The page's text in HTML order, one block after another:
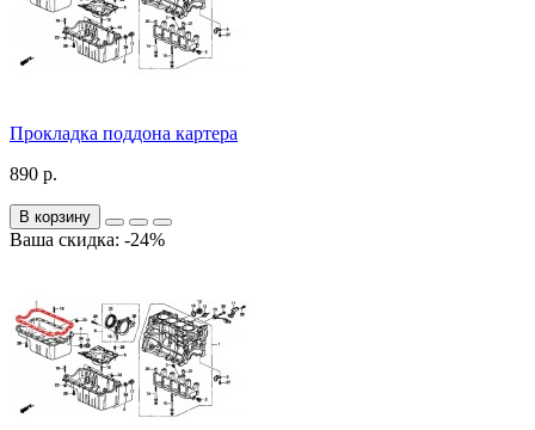
Прокладка поддона картера
890 р.
В корзину
Ваша скидка: -24%